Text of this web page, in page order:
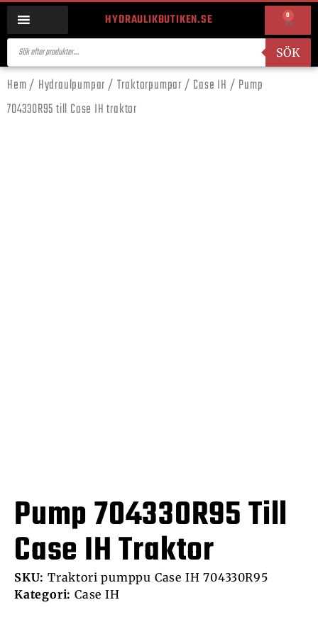
HYDRAULIKBUTIKEN.SE 0
SÖK
Hem/ Hydraulpumpar/ Traktorpumpar/ Case IH / Pump
704330R95 till Case IH traktor
Pump 704330R95 Till
Case IH Traktor
SKU: Traktori pumppu Case IH 704330R95
Kategori: Case IH